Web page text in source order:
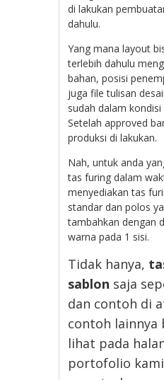
di lakukan
dahulu.
Yang mana layout
terlebih dahulu
bahan, posisi
juga file tulisan
sudah dalam
Setelah approved
produksi di lakukan.
Nah, untuk anda
tas furing dalam
menyediakan tas
standar dan polos
tambahkan dengan
warna pada 1 sisi.
Tidak hanya,
sablon saja
dan contoh di
contoh lainnya
lihat pada
portofolio kami